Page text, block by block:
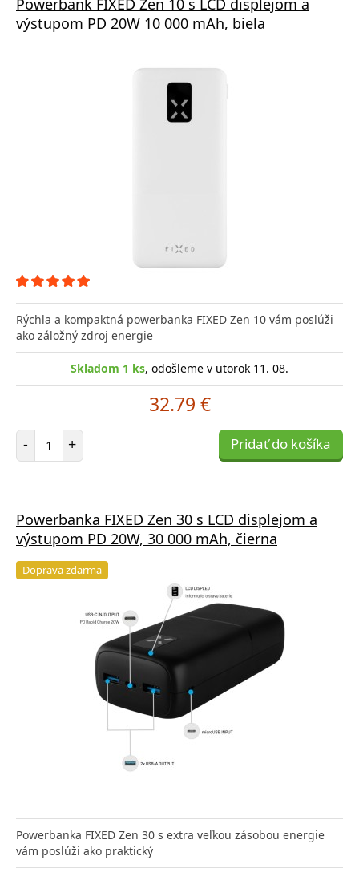
výstupom PD 20W 10 000 mAh, biela
Rýchla a kompaktná powerbanka FIXED Zen 10 vám poslúži
ako záložný zdroj energie
Skladom 1 ks, odošleme v utorok 11. 08.
32.79 €
- Počet položiek
+ Pridať do košíka
Powerbanka FIXED Zen 30 s LCD displejom a
výstupom PD 20W, 30 000 mAh, čierna
Doprava zdarma
Powerbanka FIXED Zen 30 s extra veľkou zásobou energie
vám poslúži ako praktický